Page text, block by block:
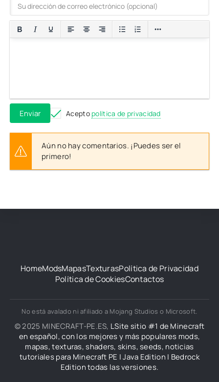
Enviar Acepto política de privacidad
Aún no hay comentarios. ¡Puedes ser el
primero!
HomeModsMapasTexturasPolítica de Privacidad
Política de CookiesContactos
No está avalado ni afiliado a Mojang Studios o Microsoft.
© 2025 MINECRAFT-PE.ES, LSite sitio #1 de Minecraft
en español, con los mejores y más populares mods,
mapas, texturas, shaders, skins, seeds, noticias
tutoriales para Minecraft PE | Java Edition | Bedrock
Edition todas las versiones.